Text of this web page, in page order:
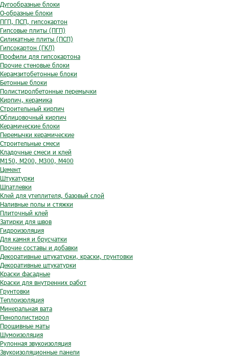
Дугообразные блоки
O-образные блоки
ПГП, ПСП, гипсокартон
Гипсовые плиты (ПГП)
Силикатные плиты (ПСП)
Гипсокартон (ГКЛ)
Профили для гипсокартона
Прочие стеновые блоки
Керамзитобетонные блоки
Бетонные блоки
Полистиролбетонные перемычки
Кирпич, керамика
Строительный кирпич
Облицовочный кирпич
Керамические блоки
Перемычки керамические
Строительные смеси
Кладочные смеси и клей
М150, М200, М300, М400
Цемент
Штукатурки
Шпатлевки
Клей для утеплителя, базовый слой
Наливные полы и стяжки
Плиточный клей
Затирки для швов
Гидроизоляция
Для камня и брусчатки
Прочие составы и добавки
Декоративные штукатурки, краски, грунтовки
Декоративные штукатурки
Краски фасадные
Краски для внутренних работ
Грунтовки
Теплоизоляция
Минеральная вата
Пенополистирол
Прошивные маты
Шумоизоляция
Рулонная звукоизоляция
Звукоизоляционные панели